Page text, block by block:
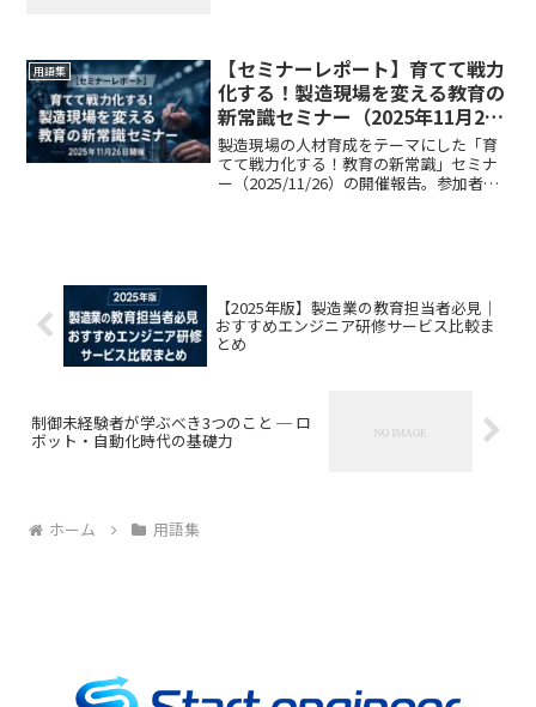
す。点検周期を決定する際...
用語集
【セミナーレポート】育てて戦力
化する！製造現場を変える教育の
新常識セミナー（2025年11月26
日開催）
製造現場の人材育成をテーマにした「育
てて戦力化する！教育の新常識」セミナ
ー（2025/11/26）の開催報告。参加者の
【2025年版】製造業の教育担当者必見｜
おすすめエンジニア研修サービス比較ま
とめ
制御未経験者が学ぶべき3つのこと ─ ロ
ボット・自動化時代の基礎力
ホーム 用語集